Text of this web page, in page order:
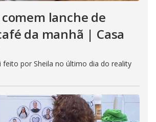
lanche de
da manhã | Casa
feito por Sheila no último dia do reality